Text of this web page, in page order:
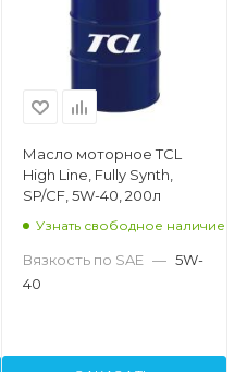
Масло моторное TCL
High Line, Fully Synth,
SP/CF, 5W-40, 200л
Узнать свободное наличие
Вязкость по SAE — 5W-
40